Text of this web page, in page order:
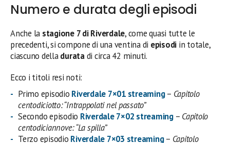
Numero e durata degli episodi
Anche la stagione 7 di Riverdale, come quasi tutte le
precedenti, si compone di una ventina di episodi in totale,
ciascuno delladuratadi circa 42 minuti.
Ecco i titoli resi noti:
Primo episodio Riverdale 7×01 streaming– Capitolo
centodiciotto: “Intrappolati nel passato”
Secondo episodio Riverdale 7×02 streaming– Capitolo
centodiciannove: “La spilla”
Terzo episodio Riverdale 7×03 streaming– Capitolo